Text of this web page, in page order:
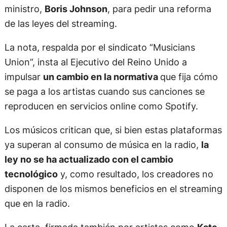
ministro, Boris Johnson, para pedir una reforma
de las leyes del streaming.
La nota, respalda por el sindicato “Musicians
Union”, insta al Ejecutivo del Reino Unido a
impulsar un cambio en la normativa que fija cómo
se paga a los artistas cuando sus canciones se
reproducen en servicios online como Spotify.
Los músicos critican que, si bien estas plataformas
ya superan al consumo de música en la radio, la
ley no se ha actualizado con el cambio
tecnológicoy, como resultado, los creadores no
disponen de los mismos beneficios en el streaming
que en la radio.